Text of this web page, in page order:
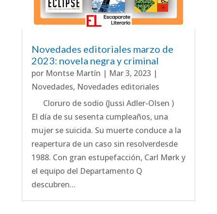
Novedades editoriales marzo de
2023: novela negra y criminal
por Montse Martín | Mar 3, 2023 |
Novedades, Novedades editoriales
Cloruro de sodio (Jussi Adler-Olsen )
El día de su sesenta cumpleaños, una
mujer se suicida. Su muerte conduce a la
reapertura de un caso sin resolverdesde
1988. Con gran estupefacción, Carl Mørk y
el equipo del Departamento Q
descubren...